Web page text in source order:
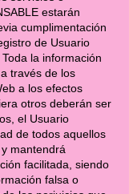
estarán
cumplimentación
de Usuario
la información
través de los
a los efectos
otros deberán ser
el Usuario
de todos aquellos
mantendrá
facilitada, siendo
falsa o